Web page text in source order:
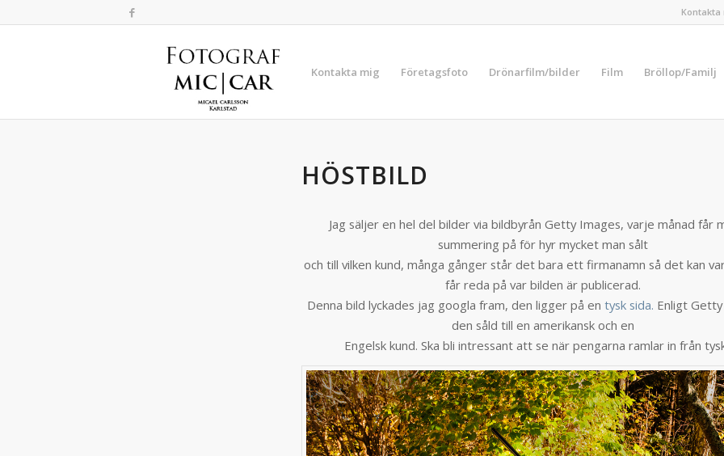
Kontakta
Kontakta mig Företagsfoto Drönarfilm/bilder Film Bröllop/Familj
HÖSTBILD
Jag säljer en hel del bilder via bildbyrån Getty Images, varje månad får
summering på för hyr mycket man sålt
och till vilken kund, många gånger står det bara ett firmanamn så det kan
får reda på var bilden är publicerad.
Denna bild lyckades jag googla fram, den ligger på en tysk sida. Enligt
den såld till en amerikansk och en
Engelsk kund. Ska bli intressant att se när pengarna ramlar in från